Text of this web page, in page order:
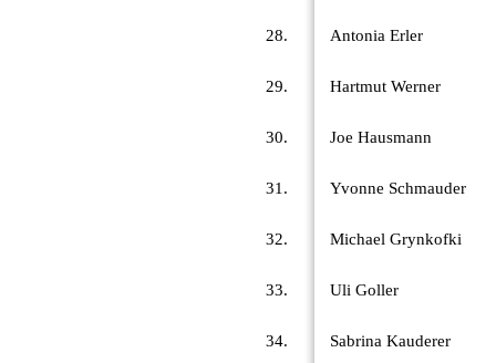
28. Antonia Erler
29. Hartmut Werner
30. Joe Hausmann
31. Yvonne Schmauder
32. Michael Grynkofki
33. Uli Goller
34. Sabrina Kauderer